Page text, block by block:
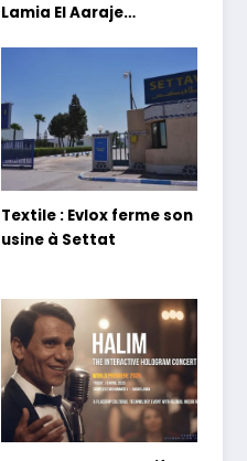
Lamia El Aaraje
Textile : Evlox ferme son
usine à Settat